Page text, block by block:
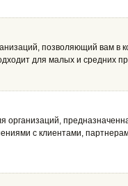
позволяющий вам в
для малых и средних
организаций,
с клиентами,